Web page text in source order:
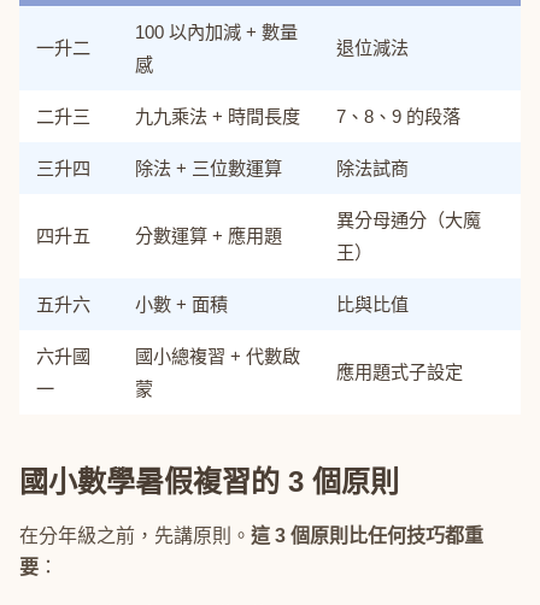
一升二
100 以內加減 + 數量
感
退位減法
二升三 九九乘法 + 時間長度 7、8、9 的段落
三升四 除法 + 三位數運算 除法試商
四升五 分數運算 + 應用題
異分母通分（大魔
王）
五升六 小數 + 面積 比與比值
六升國
一
國小總複習 + 代數啟
蒙
應用題式子設定
國小數學暑假複習的 3 個原則
在分年級之前，先講原則。 這 3 個原則比任何技巧都重
要 ：